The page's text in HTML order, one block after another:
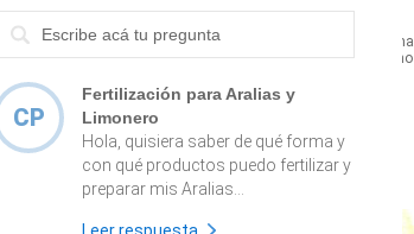
CP
Fertilización para Aralias y
Limonero
Hola, quisiera saber de qué forma y
con qué productos puedo fertilizar y
preparar mis Aralias...
comience el frío?
Abril es un mes de transición sobre todo porque
ha sido muy caluroso y nos ha demandado mucho
Tiempo proyecto: 3
Horas